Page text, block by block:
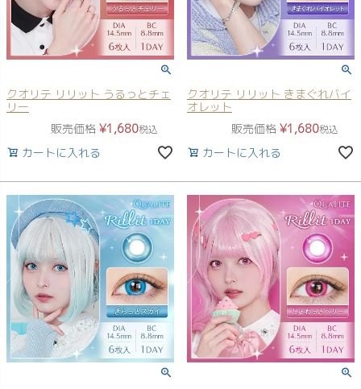
クオリテ リリット うるっとチェ
リー
販売価格 ¥1,680税込
カートに入れる
クオリテ リリット きまぐれバイ
オレット
販売価格 ¥1,680税込
カートに入れる